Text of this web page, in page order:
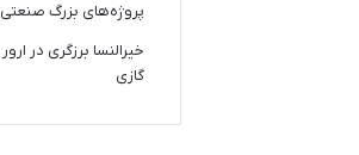
پروژه‌های بزرگ صنعتی
خیرالنسا برزگری در
گازی